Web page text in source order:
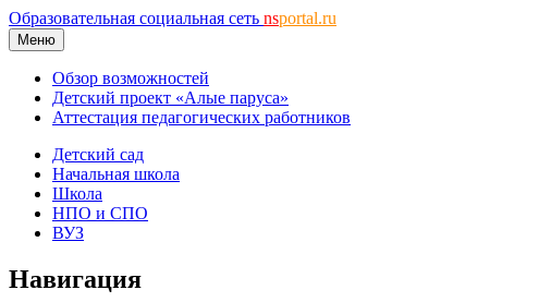
Образовательная социальная сеть nsportal.ru
Меню
Обзор возможностей
Детский проект «Алые паруса»
Аттестация педагогических работников
Детский сад
Начальная школа
Школа
НПО и СПО
ВУЗ
Навигация